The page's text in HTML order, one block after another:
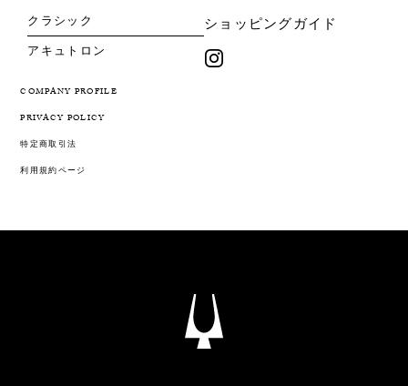
クラシック
アキュトロン
ショッピングガイド
COMPANY PROFILE
PRIVACY POLICY
特定商取引法
利用規約ページ